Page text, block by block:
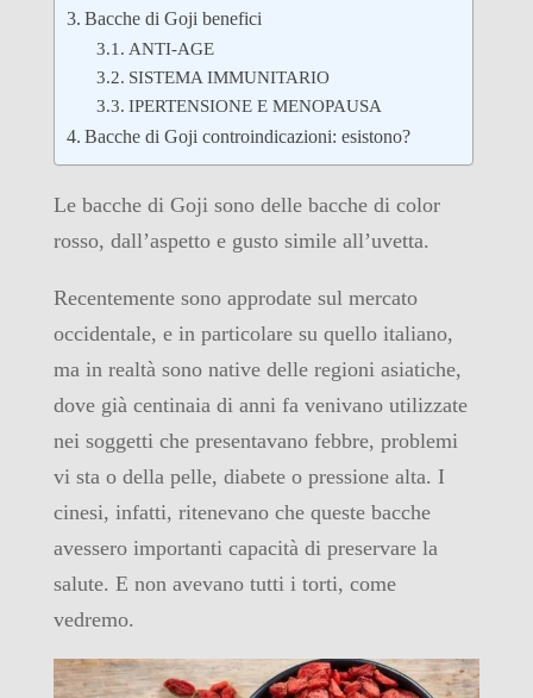
Bacche di Goji benefici
ANTI-AGE
SISTEMA IMMUNITARIO
IPERTENSIONE E MENOPAUSA
Bacche di Goji controindicazioni: esistono?
Le bacche di Goji sono delle bacche di color
rosso, dall’aspetto e gusto simile all’uvetta.
Recentemente sono approdate sul mercato
occidentale, e in particolare su quello italiano,
ma in realtà sono native delle regioni asiatiche,
dove già centinaia di anni fa venivano utilizzate
nei soggetti che presentavano febbre, problemi
vi sta o della pelle, diabete o pressione alta. I
cinesi, infatti, ritenevano che queste bacche
avessero importanti capacità di preservare la
salute. E non avevano tutti i torti, come
vedremo.